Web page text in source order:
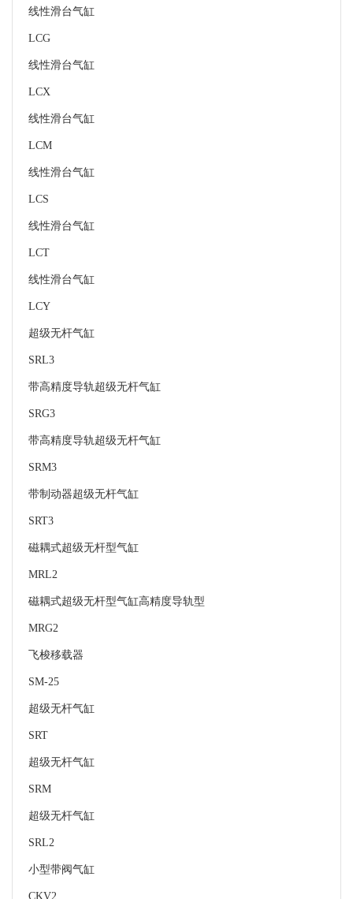
线性滑台气缸
LCG
线性滑台气缸
LCX
线性滑台气缸
LCM
线性滑台气缸
LCS
线性滑台气缸
LCT
线性滑台气缸
LCY
超级无杆气缸
SRL3
带高精度导轨超级无杆气缸
SRG3
带高精度导轨超级无杆气缸
SRM3
带制动器超级无杆气缸
SRT3
磁耦式超级无杆型气缸
MRL2
磁耦式超级无杆型气缸高精度导轨型
MRG2
飞梭移载器
SM-25
超级无杆气缸
SRT
超级无杆气缸
SRM
超级无杆气缸
SRL2
小型带阀气缸
CKV2